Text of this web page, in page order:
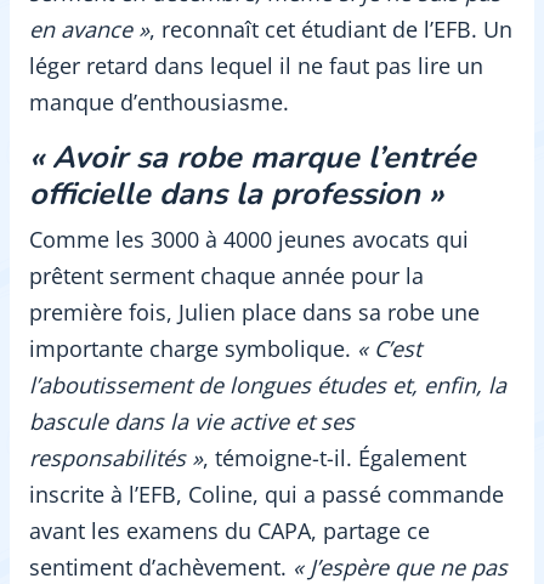
en avance », reconnaît cet étudiant de l’EFB. Un
léger retard dans lequel il ne faut pas lire un
manque d’enthousiasme.
« Avoir sa robe marque l’entrée
officielle dans la profession »
Comme les 3000 à 4000 jeunes avocats qui
prêtent serment chaque année pour la
première fois, Julien place dans sa robe une
importante charge symbolique. « C’est
l’aboutissement de longues études et, enfin, la
bascule dans la vie active et ses
responsabilités », témoigne-t-il. Également
inscrite à l’EFB, Coline, qui a passé commande
avant les examens du CAPA, partage ce
sentiment d’achèvement. « J’espère que ne pas